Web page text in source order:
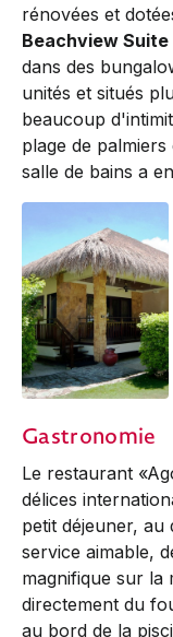
rénovées et
Beachview Suite
dans des
unités et situés
beaucoup
plage de
salle de bains a
Gastronomie
Le restaurant
délices
petit déjeuner,
service aimable,
magnifique sur la
directement du
au bord de la